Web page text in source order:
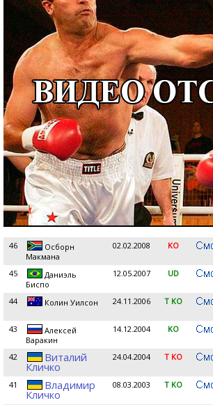
46
Осборн
Maкмана
02.02.2008 KO
45
Даниэль
Биспо
12.05.2007 UD
44 Колин Уилсон 24.11.2006 T KO
43
Алексей
Варакин
14.12.2004 KO
42 Виталий
Кличко
24.04.2004 T KO
41 Владимир
Кличко
08.03.2003 T KO